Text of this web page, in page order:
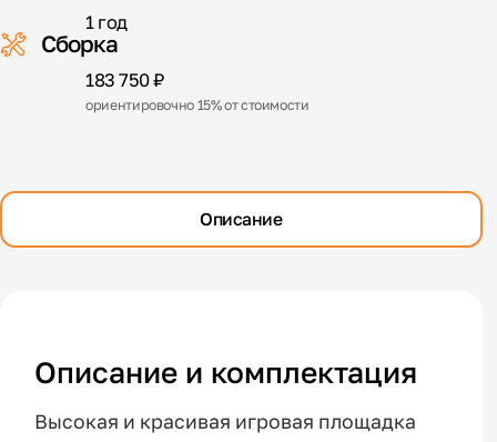
1 год
Сборка
183 750 ₽
ориентировочно 15% от стоимости
Описание
Описание и комплектация
Высокая и красивая игровая площадка